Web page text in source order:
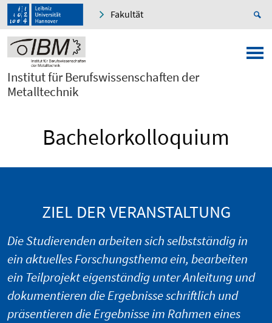
Fakultät
Institut für Berufswissenschaften der
Metalltechnik
Bachelorkolloquium
ZIEL DER VERANSTALTUNG
Die Studierenden arbeiten sich selbstständig in
ein aktuelles Forschungsthema ein, bearbeiten
ein Teilprojekt eigenständig unter Anleitung und
dokumentieren die Ergebnisse schriftlich und
präsentieren die Ergebnisse im Rahmen eines